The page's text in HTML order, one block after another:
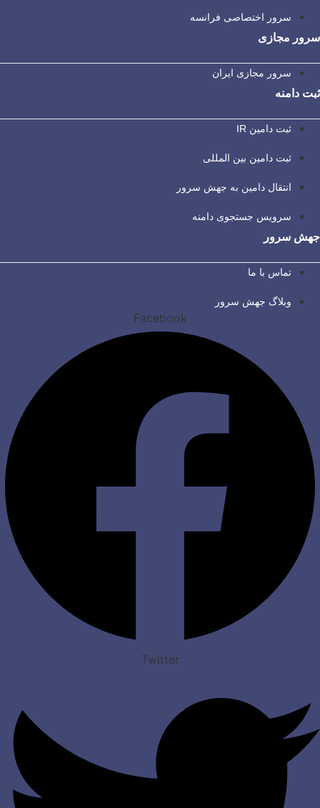
سرور اختصاصی فرانسه
سرور مجازی
سرور مجازی ایران
ثبت دامنه
ثبت دامین IR
ثبت دامین بین المللی
انتقال دامین به جهش سرور
سرویس جستجوی دامنه
جهش سرور
تماس با ما
وبلاگ جهش سرور
Facebook
Twitter